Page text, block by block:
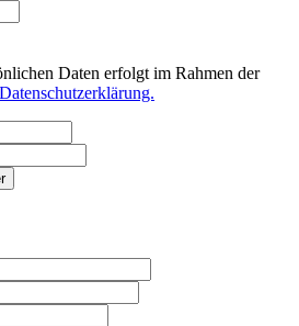
Daten erfolgt im Rahmen der
Datenschutzerklärung.